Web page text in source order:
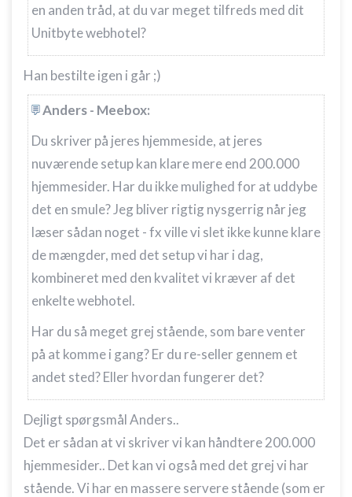
en anden tråd, at du var meget tilfreds med dit
Unitbyte webhotel?
Han bestilte igen i går ;)
Anders - Meebox:
Du skriver på jeres hjemmeside, at jeres
nuværende setup kan klare mere end 200.000
hjemmesider. Har du ikke mulighed for at uddybe
det en smule? Jeg bliver rigtig nysgerrig når jeg
læser sådan noget - fx ville vi slet ikke kunne klare
de mængder, med det setup vi har i dag,
kombineret med den kvalitet vi kræver af det
enkelte webhotel.
Har du så meget grej stående, som bare venter
på at komme i gang? Er du re-seller gennem et
andet sted? Eller hvordan fungerer det?
Dejligt spørgsmål Anders..
Det er sådan at vi skriver vi kan håndtere 200.000
hjemmesider.. Det kan vi også med det grej vi har
stående. Vi har en massere servere stående (som er